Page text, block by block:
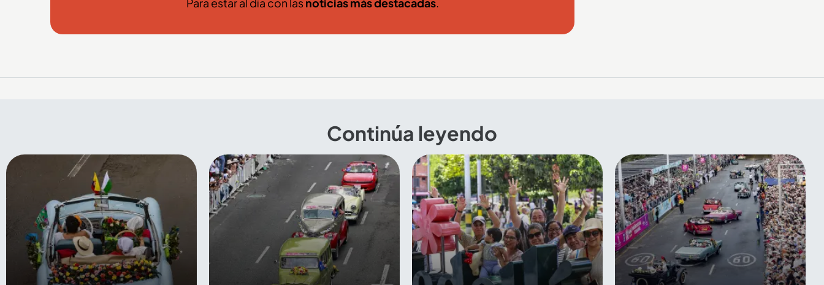
Para estar al día con lasnoticias más destacadas.
Continúa leyendo